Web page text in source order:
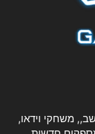
משחקי וידאו,